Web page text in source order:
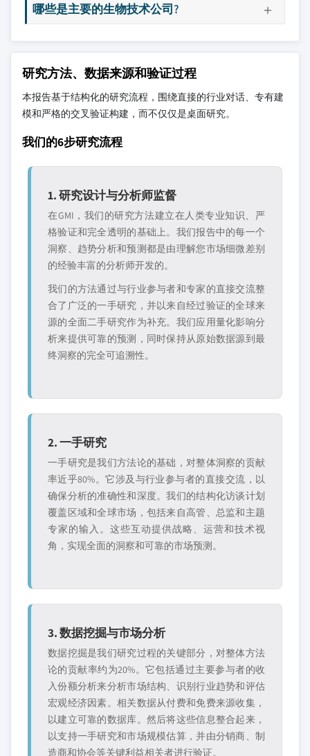
哪些是主要的生物技术公司?
研究方法、数据来源和验证过程
本报告基于结构化的研究流程，围绕直接的行业对话、专有建
模和严格的交叉验证构建，而不仅仅是桌面研究。
我们的6步研究流程
1. 研究设计与分析师监督
在GMI，我们的研究方法建立在人类专业知识、严
格验证和完全透明的基础上。我们报告中的每一个
洞察、趋势分析和预测都是由理解您市场细微差别
的经验丰富的分析师开发的。
我们的方法通过与行业参与者和专家的直接交流整
合了广泛的一手研究，并以来自经过验证的全球来
源的全面二手研究作为补充。我们应用量化影响分
析来提供可靠的预测，同时保持从原始数据源到最
终洞察的完全可追溯性。
2. 一手研究
一手研究是我们方法论的基础，对整体洞察的贡献
率近乎80%。它涉及与行业参与者的直接交流，以
确保分析的准确性和深度。我们的结构化访谈计划
覆盖区域和全球市场，包括来自高管、总监和主题
专家的输入。这些互动提供战略、运营和技术视
角，实现全面的洞察和可靠的市场预测。
3. 数据挖掘与市场分析
数据挖掘是我们研究过程的关键部分，对整体方法
论的贡献率约为20%。它包括通过主要参与者的收
入份额分析来分析市场结构、识别行业趋势和评估
宏观经济因素。相关数据从付费和免费来源收集，
以建立可靠的数据库。然后将这些信息整合起来，
以支持一手研究和市场规模估算，并由分销商、制
造商和协会等关键利益相关者进行验证。